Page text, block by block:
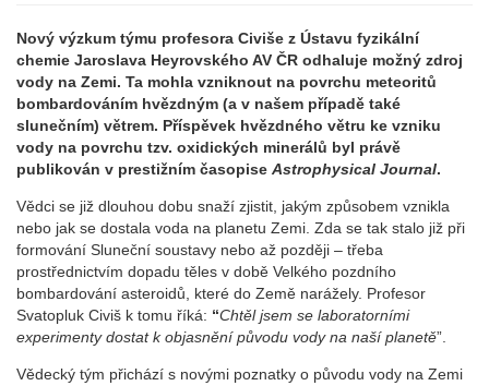
Nový výzkum týmu profesora Civiše z Ústavu fyzikální
chemie Jaroslava Heyrovského AV ČR odhaluje možný zdroj
vody na Zemi. Ta mohla vzniknout na povrchu meteoritů
bombardováním hvězdným (a v našem případě také
slunečním) větrem. Příspěvek hvězdného větru ke vzniku
vody na povrchu tzv. oxidických minerálů byl právě
publikován v prestižním časopise Astrophysical Journal.
Vědci se již dlouhou dobu snaží zjistit, jakým způsobem vznikla
nebo jak se dostala voda na planetu Zemi. Zda se tak stalo již při
formování Sluneční soustavy nebo až později – třeba
prostřednictvím dopadu těles v době Velkého pozdního
bombardování asteroidů, které do Země narážely. Profesor
Svatopluk Civiš k tomu říká: “Chtěl jsem se laboratorními
experimenty dostat k objasnění původu vody na naší planetě”.
Vědecký tým přichází s novými poznatky o původu vody na Zemi